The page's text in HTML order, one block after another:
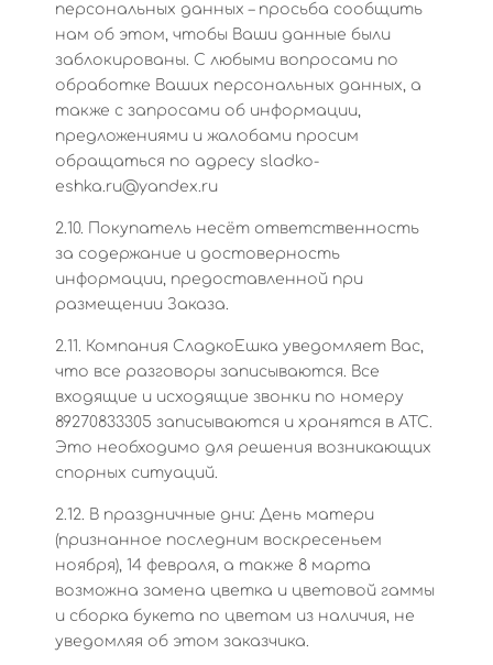
персональных данных – просьба сообщить
нам об этом, чтобы Ваши данные были
заблокированы. С любыми вопросами по
обработке Ваших персональных данных, а
также с запросами об информации,
предложениями и жалобами просим
обращаться по адресу sladko-
eshka.ru@yandex.ru
2.10. Покупатель несёт ответственность
за содержание и достоверность
информации, предоставленной при
размещении Заказа.
2.11. Компания СладкоЕшка уведомляет Вас,
что все разговоры записываются. Все
входящие и исходящие звонки по номеру
89270833305 записываются и хранятся в АТС.
Это необходимо для решения возникающих
спорных ситуаций.
2.12. В праздничные дни: День матери
(признанное последним воскресеньем
ноября), 14 февраля, а также 8 марта
возможна замена цветка и цветовой гаммы
и сборка букета по цветам из наличия, не
уведомляя об этом заказчика.